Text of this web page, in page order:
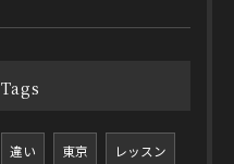
Tags
違い 東京 レッスン